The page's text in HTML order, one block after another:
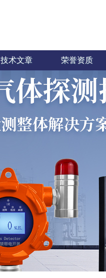
技术文章 荣誉资质